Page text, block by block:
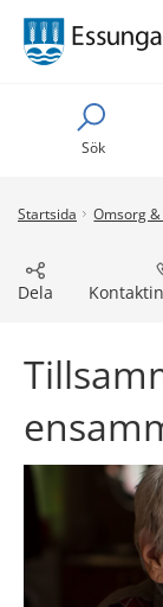
Sök
Startsida Omsorg
Dela